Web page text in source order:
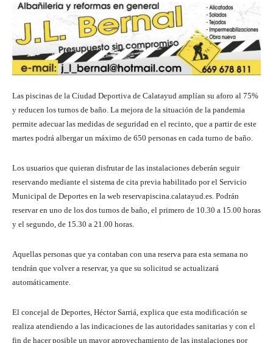
Las piscinas de la Ciudad Deportiva de Calatayud amplían su aforo al 75%
y reducen los turnos de baño. La mejora de la situación de la pandemia
permite adecuar las medidas de seguridad en el recinto, que a partir de este
martes podrá albergar un máximo de 650 personas en cada turno de baño.
Los usuarios que quieran disfrutar de las instalaciones deberán seguir
reservando mediante el sistema de cita previa habilitado por el Servicio
Municipal de Deportes en la web reservapiscina.calatayud.es. Podrán
reservar en uno de los dos turnos de baño, el primero de 10.30 a 15.00 horas
y el segundo, de 15.30 a 21.00 horas.
Aquellas personas que ya contaban con una reserva para esta semana no
tendrán que volver a reservar, ya que su solicitud se actualizará
automáticamente.
El concejal de Deportes, Héctor Sarriá, explica que esta modificación se
realiza atendiendo a las indicaciones de las autoridades sanitarias y con el
fin de hacer posible un mayor aprovechamiento de las instalaciones por